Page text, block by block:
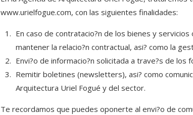
www.urielfogue.com, con las siguientes finalidades:
En caso de contratacio?n de los bienes y
mantener la relacio?n contractual, asi? como la
Envi?o de informacio?n solicitada a trave?s de
Remitir boletines (newsletters), asi? como
Arquitectura Uriel Fogué y del sector.
Te recordamos que puedes oponerte al envi?o de